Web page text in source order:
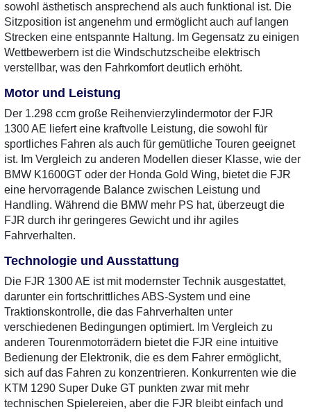
sowohl ästhetisch ansprechend als auch funktional ist. Die
Sitzposition ist angenehm und ermöglicht auch auf langen
Strecken eine entspannte Haltung. Im Gegensatz zu einigen
Wettbewerbern ist die Windschutzscheibe elektrisch
verstellbar, was den Fahrkomfort deutlich erhöht.
Motor und Leistung
Der 1.298 ccm große Reihenvierzylindermotor der FJR
1300 AE liefert eine kraftvolle Leistung, die sowohl für
sportliches Fahren als auch für gemütliche Touren geeignet
ist. Im Vergleich zu anderen Modellen dieser Klasse, wie der
BMW K1600GT oder der Honda Gold Wing, bietet die FJR
eine hervorragende Balance zwischen Leistung und
Handling. Während die BMW mehr PS hat, überzeugt die
FJR durch ihr geringeres Gewicht und ihr agiles
Fahrverhalten.
Technologie und Ausstattung
Die FJR 1300 AE ist mit modernster Technik ausgestattet,
darunter ein fortschrittliches ABS-System und eine
Traktionskontrolle, die das Fahrverhalten unter
verschiedenen Bedingungen optimiert. Im Vergleich zu
anderen Tourenmotorrädern bietet die FJR eine intuitive
Bedienung der Elektronik, die es dem Fahrer ermöglicht,
sich auf das Fahren zu konzentrieren. Konkurrenten wie die
KTM 1290 Super Duke GT punkten zwar mit mehr
technischen Spielereien, aber die FJR bleibt einfach und